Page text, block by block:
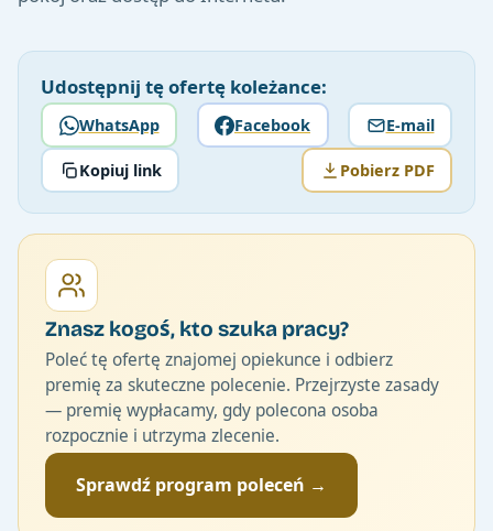
Udostępnij tę ofertę koleżance:
WhatsApp Facebook E-mail
Kopiuj link Pobierz PDF
Znasz kogoś, kto szuka pracy?
Poleć tę ofertę znajomej opiekunce i odbierz
premię za skuteczne polecenie. Przejrzyste zasady
— premię wypłacamy, gdy polecona osoba
rozpocznie i utrzyma zlecenie.
Sprawdź program poleceń →